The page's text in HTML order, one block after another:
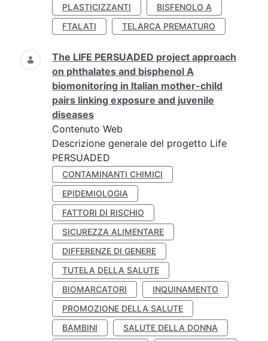
PLASTICIZZANTI
BISFENOLO A
FTALATI
TELARCA PREMATURO
The LIFE PERSUADED project approach
on phthalates and bisphenol A
biomonitoring in Italian mother-child
pairs linking exposure and juvenile
diseases
Contenuto Web
Descrizione generale del progetto Life
PERSUADED
CONTAMINANTI CHIMICI
EPIDEMIOLOGIA
FATTORI DI RISCHIO
SICUREZZA ALIMENTARE
DIFFERENZE DI GENERE
TUTELA DELLA SALUTE
BIOMARCATORI
INQUINAMENTO
PROMOZIONE DELLA SALUTE
BAMBINI
SALUTE DELLA DONNA